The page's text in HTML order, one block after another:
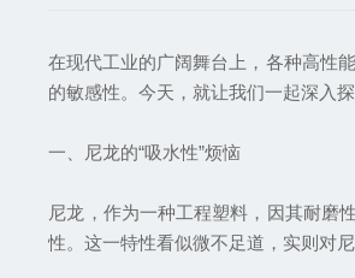
在现代工业的广阔舞台上，各种高性
的敏感性。今天，就让我们一起深入
一、尼龙的“吸水性”烦恼
尼龙，作为一种工程塑料，因其耐磨
性。这一特性看似微不足道，实则对